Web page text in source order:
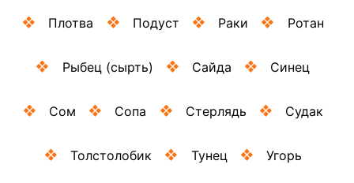
Плотва Подуст Раки Ротан
Рыбец (сырть) Сайда Синец
Сом Сопа Стерлядь Судак
Толстолобик Тунец Угорь